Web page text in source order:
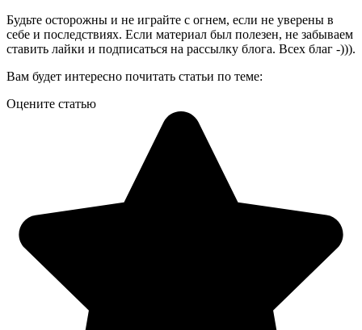
Будьте осторожны и не играйте с огнем, если не уверены в
себе и последствиях. Если материал был полезен, не забываем
ставить лайки и подписаться на рассылку блога. Всех благ -))).
Вам будет интересно почитать статьи по теме:
Оцените статью